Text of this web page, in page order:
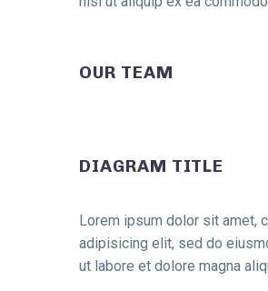
OUR TEAM
DIAGRAM TITLE
Lorem ipsum dolor sit amet,
adipisicing elit, sed do
ut labore et dolore magna